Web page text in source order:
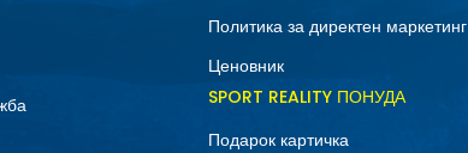
Политика за директен маркетинг
Ценовник
SPORT REALITY ПОНУДА
Подарок картичка